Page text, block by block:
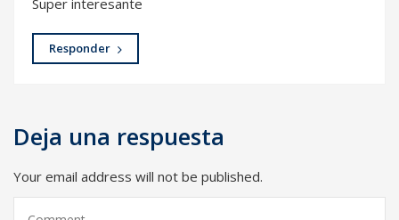
Super interesante
Responder
Deja una respuesta
Your email address will not be published.